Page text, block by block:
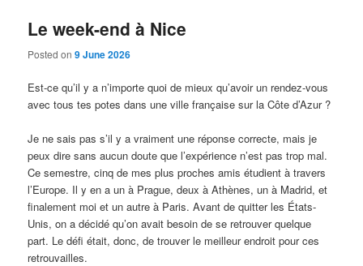
Le week-end à Nice
Posted on9 June 2026
Est-ce qu’il y a n’importe quoi de mieux qu’avoir un rendez-vous
avec tous tes potes dans une ville française sur la Côte d’Azur ?
Je ne sais pas s’il y a vraiment une réponse correcte, mais je
peux dire sans aucun doute que l’expérience n’est pas trop mal.
Ce semestre, cinq de mes plus proches amis étudient à travers
l’Europe. Il y en a un à Prague, deux à Athènes, un à Madrid, et
finalement moi et un autre à Paris. Avant de quitter les États-
Unis, on a décidé qu’on avait besoin de se retrouver quelque
part. Le défi était, donc, de trouver le meilleur endroit pour ces
retrouvailles.